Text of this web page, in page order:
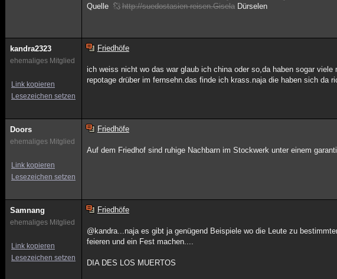
Quelle
http://suedostasien-reisen.GiselaDürselen
kandra2323
ehemaliges Mitglied
Link kopieren
Lesezeichen setzen
Friedhöfe
ich weiss nicht wo das war glaub ich china oder so,da haben sogar
repotage drüber im fernsehn.das finde ich krass.naja die haben sich da
Doors
ehemaliges Mitglied
Link kopieren
Lesezeichen setzen
Friedhöfe
Auf dem Friedhof sind ruhige Nachbarn im Stockwerk unter einem
Samnang
ehemaliges Mitglied
Link kopieren
Lesezeichen setzen
Friedhöfe
@kandra...naja es gibt ja genügend Beispiele wo die Leute zu
feieren und ein Fest machen....
DIA DES LOS MUERTOS